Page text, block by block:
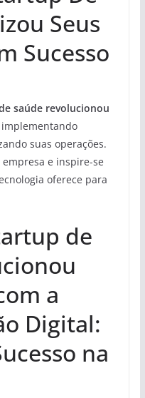
Seus
Sucesso
saúde revolucionou
implementando
suas operações.
e inspire-se
oferece para
de
a
Digital:
na